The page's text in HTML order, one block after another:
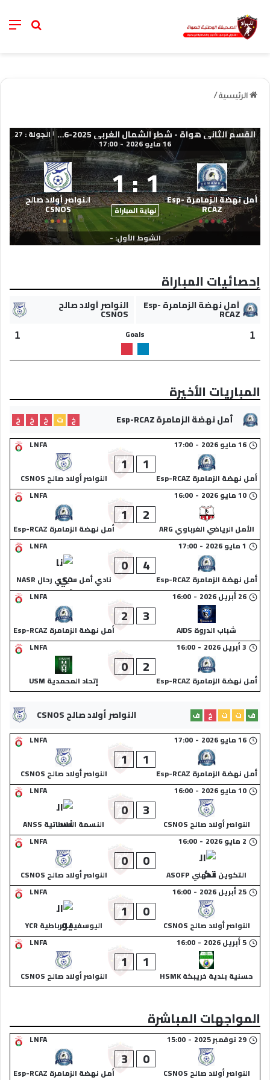
خانة
الرئيسية /
القسم الثاني هواة - شطر الشمال الغربي 2025-2026 | الجولة : 27
16 مايو 2026 -
17:00
أمل نهضة الزمامرة Esp-
RCAZ
1
:
1
نهاية المباراة
النواصر أولاد صالح
CSNOS
الشوط الأول: -
إحصائيات المباراة
أمل نهضة الزمامرة Esp-
RCAZ
النواصر أولاد صالح
CSNOS
1
Goals
1
المباريات الأخيرة
أمل نهضة الزمامرة Esp-RCAZ خ ت خ خ
خ
LNFA
16 مايو 2026 -
17:00
أمل نهضة الزمامرة Esp-RCAZ
1
1
النواصر أولاد صالح CSNOS
LNFA
10 مايو 2026 -
16:00
الأمل الرياضي الغرباوي ARG
2
1
أمل نهضة الزمامرة Esp-RCAZ
LNFA
1 مايو 2026 -
17:00
أمل نهضة الزمامرة Esp-RCAZ
4
0
نادي أمل سيدي رحال NASR
LNFA
26 أبريل 2026 -
16:00
شباب الدروة AJDS
3
2
أمل نهضة الزمامرة Esp-RCAZ
LNFA
3 أبريل 2026 -
16:00
أمل نهضة الزمامرة Esp-RCAZ
2
0
إتحاد المحمدية USM
النواصر أولاد صالح CSNOS ف ت ت خ
ف
LNFA
16 مايو 2026 -
17:00
أمل نهضة الزمامرة Esp-RCAZ
1
1
النواصر أولاد صالح CSNOS
LNFA
10 مايو 2026 -
16:00
النواصر أولاد صالح CSNOS
3
0
النسمة السطاتية ANSS
LNFA
2 مايو 2026 -
16:00
التكوين المهني ASOFP
0
0
النواصر أولاد صالح CSNOS
LNFA
25 أبريل 2026 -
16:00
النواصر أولاد صالح CSNOS
0
1
اليوسفية الرباطية YCR
LNFA
5 أبريل 2026 -
16:00
حسنية بلدية خريبكة HSMK
1
1
النواصر أولاد صالح CSNOS
المواجهات المباشرة
LNFA 29 نوفمبر 2025 -
15:00
النواصر أولاد صالح CSNOS
0
3
أمل نهضة الزمامرة Esp-RCAZ